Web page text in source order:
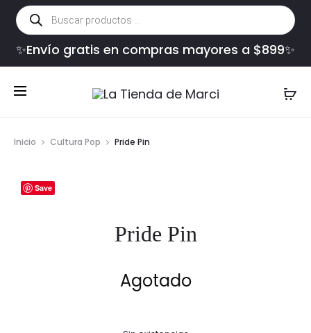
Búsqueda
de
productos
✨Envío gratis en compras mayores a $899✨
Inicio Cultura Pop Pride Pin
Save
Pride Pin
Agotado